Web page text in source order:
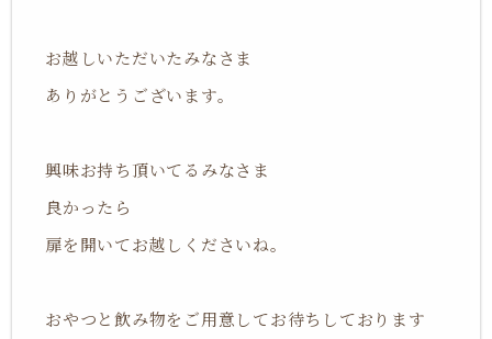
お越しいただいたみなさま
ありがとうございます。
興味お持ち頂いてるみなさま
良かったら
扉を開いてお越しくださいね。
おやつと飲み物をご用意してお待ちしております